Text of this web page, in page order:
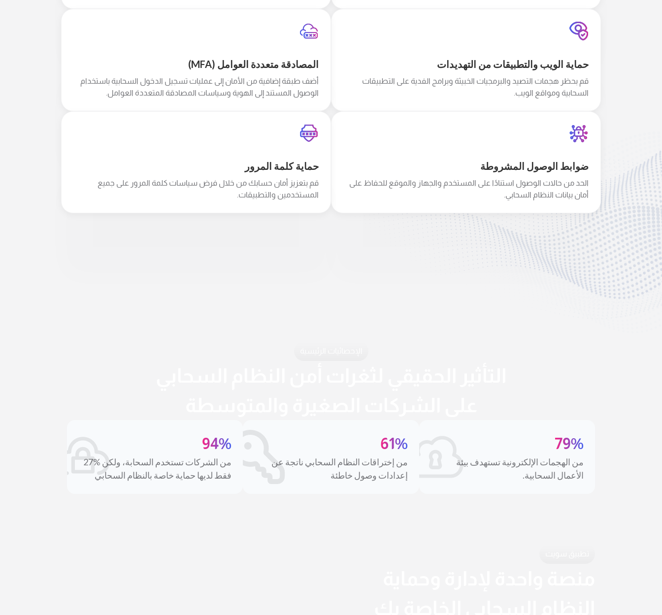
حماية الويب والتطبيقات من التهديدات
قم بحظر هجمات التصيد والبرمجيات الخبيثة وبرامج الفدية على التطبيقات
السحابية ومواقع الويب.
المصادقة متعددة العوامل (MFA)
أضف طبقة إضافية من الأمان إلى عمليات تسجيل الدخول السحابية باستخدام
الوصول المستند إلى الهوية وسياسات المصادقة المتعددة العوامل.
ضوابط الوصول المشروطة
الحد من حالات الوصول استنادًا على المستخدم والجهاز والموقع للحفاظ على
أمان بيانات النظام السحابي.
حماية كلمة المرور
قم بتعزيز أمان حسابك من خلال فرض سياسات كلمة المرور على جميع
المستخدمين والتطبيقات.
79%
من الهجمات الإلكترونية تستهدف بيئة
الأعمال السحابية.
61%
من إختراقات النظام السحابي ناتجة عن
إعدادات وصول خاطئة
94%
من الشركات تستخدم السحابة، ولكن %27
فقط لديها حماية خاصة بالنظام السحابي